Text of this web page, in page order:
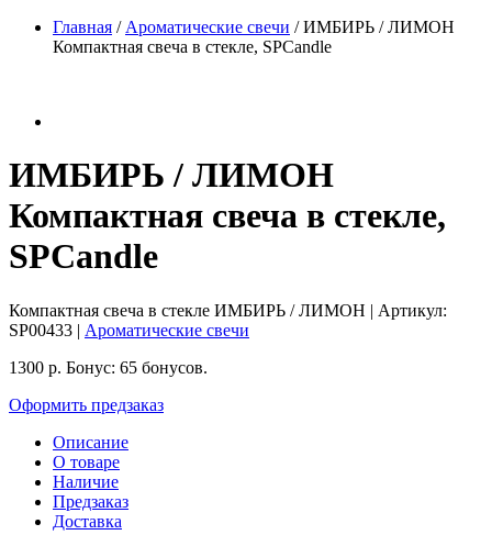
Главная / Ароматические свечи /ИМБИРЬ / ЛИМОН
Компактная свеча в стекле, SPCandle
ИМБИРЬ / ЛИМОН
Компактная свеча в стекле,
SPCandle
Компактная свеча в стекле ИМБИРЬ / ЛИМОН | Артикул:
SP00433 | Ароматические свечи
1300 р. Бонус: 65 бонусов.
Оформить предзаказ
Описание
О товаре
Наличие
Предзаказ
Доставка